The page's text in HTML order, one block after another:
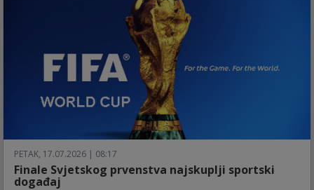
PETAK, 17.07.2026 | 08:17
Finale Svjetskog prvenstva najskuplji sportski
događaj